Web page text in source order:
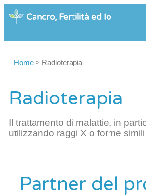
Cancro, Fertilità ed Io
Home > Radioterapia
Radioterapia
Il trattamento di malattie, in
utilizzando raggi X o forme
Partner del